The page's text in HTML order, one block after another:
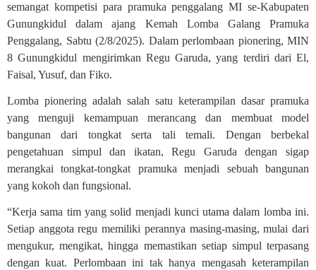
semangat kompetisi para pramuka penggalang MI se-Kabupaten
Gunungkidul dalam ajang Kemah Lomba Galang Pramuka
Penggalang, Sabtu (2/8/2025). Dalam perlombaan pionering, MIN
8 Gunungkidul mengirimkan Regu Garuda, yang terdiri dari El,
Faisal, Yusuf, dan Fiko.
Lomba pionering adalah salah satu keterampilan dasar pramuka
yang menguji kemampuan merancang dan membuat model
bangunan dari tongkat serta tali temali. Dengan berbekal
pengetahuan simpul dan ikatan, Regu Garuda dengan sigap
merangkai tongkat-tongkat pramuka menjadi sebuah bangunan
yang kokoh dan fungsional.
“Kerja sama tim yang solid menjadi kunci utama dalam lomba ini.
Setiap anggota regu memiliki perannya masing-masing, mulai dari
mengukur, mengikat, hingga memastikan setiap simpul terpasang
dengan kuat. Perlombaan ini tak hanya mengasah keterampilan